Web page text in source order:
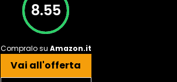
8.55
Compralo su Amazon.it
Vai all'offerta